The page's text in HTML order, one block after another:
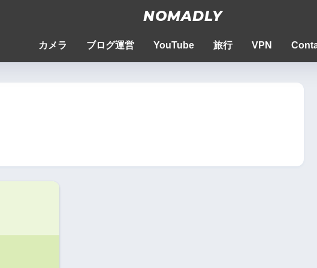
NOMADLY
カメラ ブログ運営 YouTube 旅行 VPN